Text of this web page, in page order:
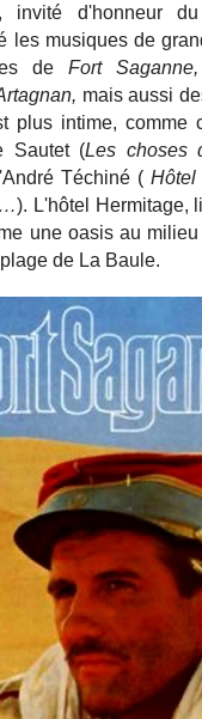
invité d'honneur
les musiques de
de Fort
mais aussi
plus intime, comme
Sautet (Les choses
Téchiné (Hôtel
…). L'hôtel Hermitage,
une oasis au
de La Baule.